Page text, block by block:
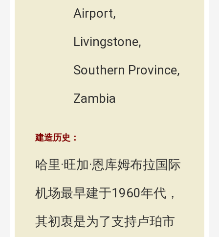
Airport,
Livingstone,
Southern Province,
Zambia
建造历史：
哈里·旺加·恩库姆布拉国际
机场最早建于1960年代，
其初衷是为了支持卢珀市